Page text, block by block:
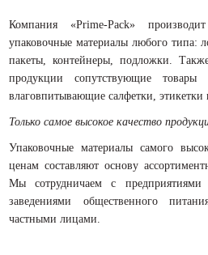
Компания «Prime-Pack»
упаковочные материалы любого типа:
пакеты, контейнеры, подложки.
продукции сопутствующие
влаговпитывающие салфетки, этикетки
Только самое высокое качество
Упаковочные материалы самого
ценам составляют основу
Мы сотрудничаем с
заведениями общественного
частными лицами.